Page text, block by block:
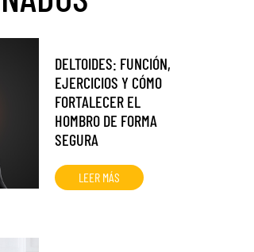
DELTOIDES: FUNCIÓN,
EJERCICIOS Y CÓMO
FORTALECER EL
HOMBRO DE FORMA
SEGURA
LEER MÁS